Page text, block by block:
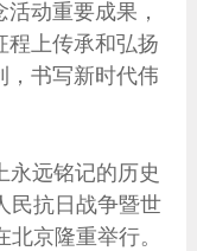
动重要成果，
程上传承和弘扬
，书写新时代伟
永远铭记的历史
民抗日战争暨世
京隆重举行。